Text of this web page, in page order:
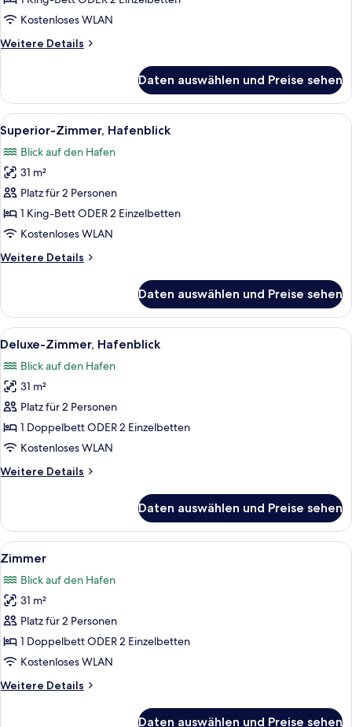
Club
Hafenblick
Kostenloses WLAN
Weitere Details
Weitere
Suite,
Zutritt
zur
Club
Lounge,
Hafenblick
Daten auswählen und Preise sehen
Alle
Fotos
für
Superior-
Zimmer,
Hafenblick
anzeigen
Ein Hotelzimmer mit Bett,
12
Superior-Zimmer, Hafenblick
Blick auf den Hafen
31 m²
Platz für 2 Personen
1 King-Bett ODER 2 Einzelbetten
Kostenloses WLAN
Weitere Details
Weitere
Zimmer,
Hafenblick
Daten auswählen und Preise sehen
Alle
Fotos
für
Deluxe-
Zimmer,
Hafenblick
anzeigen
Ein Hotelzimmer mit einem großen
11
Deluxe-Zimmer, Hafenblick
Blick auf den Hafen
31 m²
Platz für 2 Personen
1 Doppelbett ODER 2 Einzelbetten
Kostenloses WLAN
Weitere Details
Weitere
Zimmer,
Hafenblick
Daten auswählen und Preise sehen
Alle
Fotos
für
Zimmer
anzeigen
Ein Hotelzimmer mit einem großen
11
Zimmer
Blick auf den Hafen
31 m²
Platz für 2 Personen
1 Doppelbett ODER 2 Einzelbetten
Kostenloses WLAN
Weitere Details
Weitere
Daten auswählen und Preise sehen